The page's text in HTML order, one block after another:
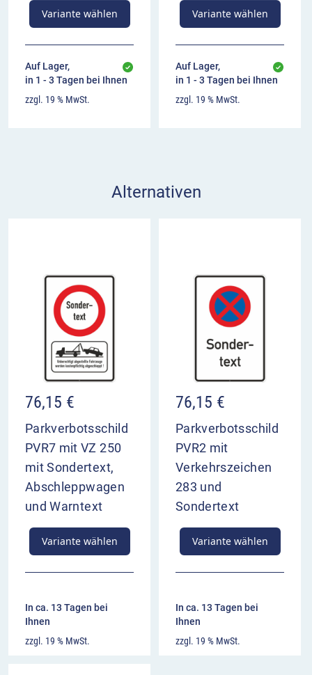
Variante wählen
Auf Lager,
in 1 - 3 Tagen bei Ihnen
zzgl. 19 % MwSt.
Variante wählen
Auf Lager,
in 1 - 3 Tagen bei Ihnen
zzgl. 19 % MwSt.
Alternativen
76,15 €
Parkverbotsschild
PVR7 mit VZ 250
mit Sondertext,
Abschleppwagen
und Warntext
Variante wählen
In ca. 13 Tagen bei
Ihnen
zzgl. 19 % MwSt.
76,15 €
Parkverbotsschild
PVR2 mit
Verkehrszeichen
283 und
Sondertext
Variante wählen
In ca. 13 Tagen bei
Ihnen
zzgl. 19 % MwSt.